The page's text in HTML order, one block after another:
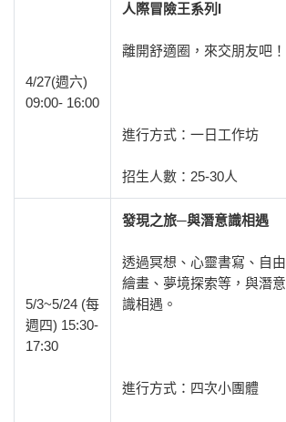
4/27(週六)
09:00- 16:00
人際冒險王系列I
離開舒適圈，來交朋友吧！
進行方式：一日工作坊
招生人數：25-30人
5/3~5/24 (每
週四) 15:30-
17:30
發現之旅─與潛意識相遇
透過冥想、心靈書寫、自由
繪畫、夢境探索等，與潛意
識相遇。
進行方式：四次小團體